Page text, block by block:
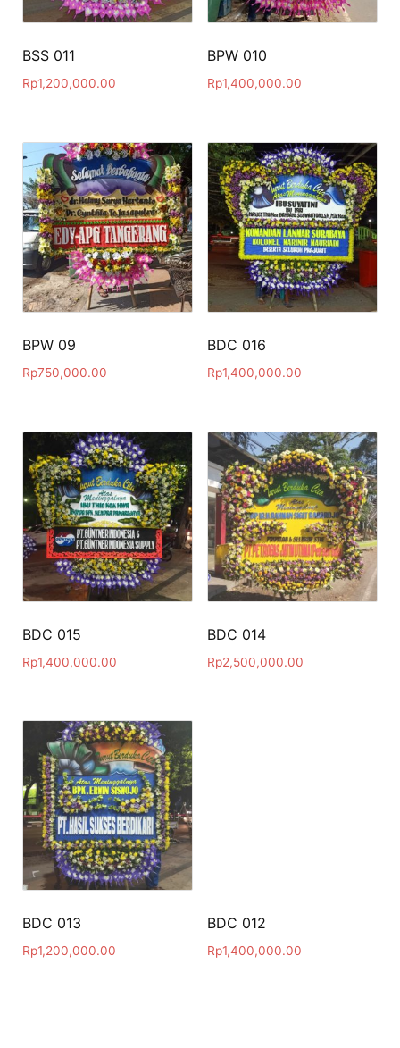
BSS 011
Rp1,200,000.00
BPW 010
Rp1,400,000.00
BPW 09
Rp750,000.00
BDC 016
Rp1,400,000.00
BDC 015
Rp1,400,000.00
BDC 014
Rp2,500,000.00
BDC 013
Rp1,200,000.00
BDC 012
Rp1,400,000.00